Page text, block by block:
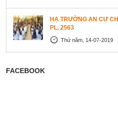
HẠ TRƯỜNG AN CƯ
PL. 2563
Thứ năm, 14-07-2019
FACEBOOK